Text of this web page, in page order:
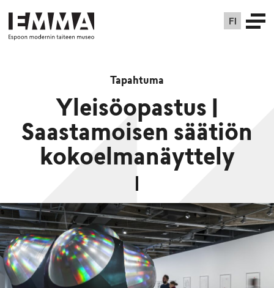
FI
Tapahtuma
Yleisöopastus |
Saastamoisen säätiön
kokoelmanäyttely